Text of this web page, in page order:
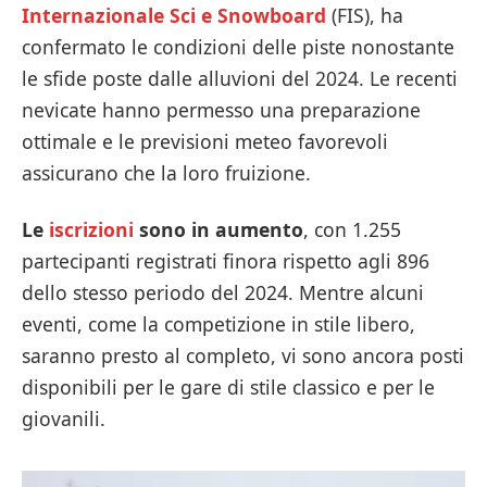
Internazionale Sci e Snowboard (FIS), ha
confermato le condizioni delle piste nonostante
le sfide poste dalle alluvioni del 2024. Le recenti
nevicate hanno permesso una preparazione
ottimale e le previsioni meteo favorevoli
assicurano che la loro fruizione.
Le iscrizioni sono in aumento, con 1.255
partecipanti registrati finora rispetto agli 896
dello stesso periodo del 2024. Mentre alcuni
eventi, come la competizione in stile libero,
saranno presto al completo, vi sono ancora posti
disponibili per le gare di stile classico e per le
giovanili.